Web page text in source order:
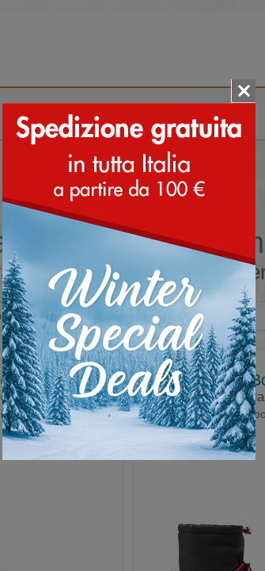
Accessori
uomo misura 45
da uomo misura 45 in
> Stivali
Boot
Moon
Mtrack